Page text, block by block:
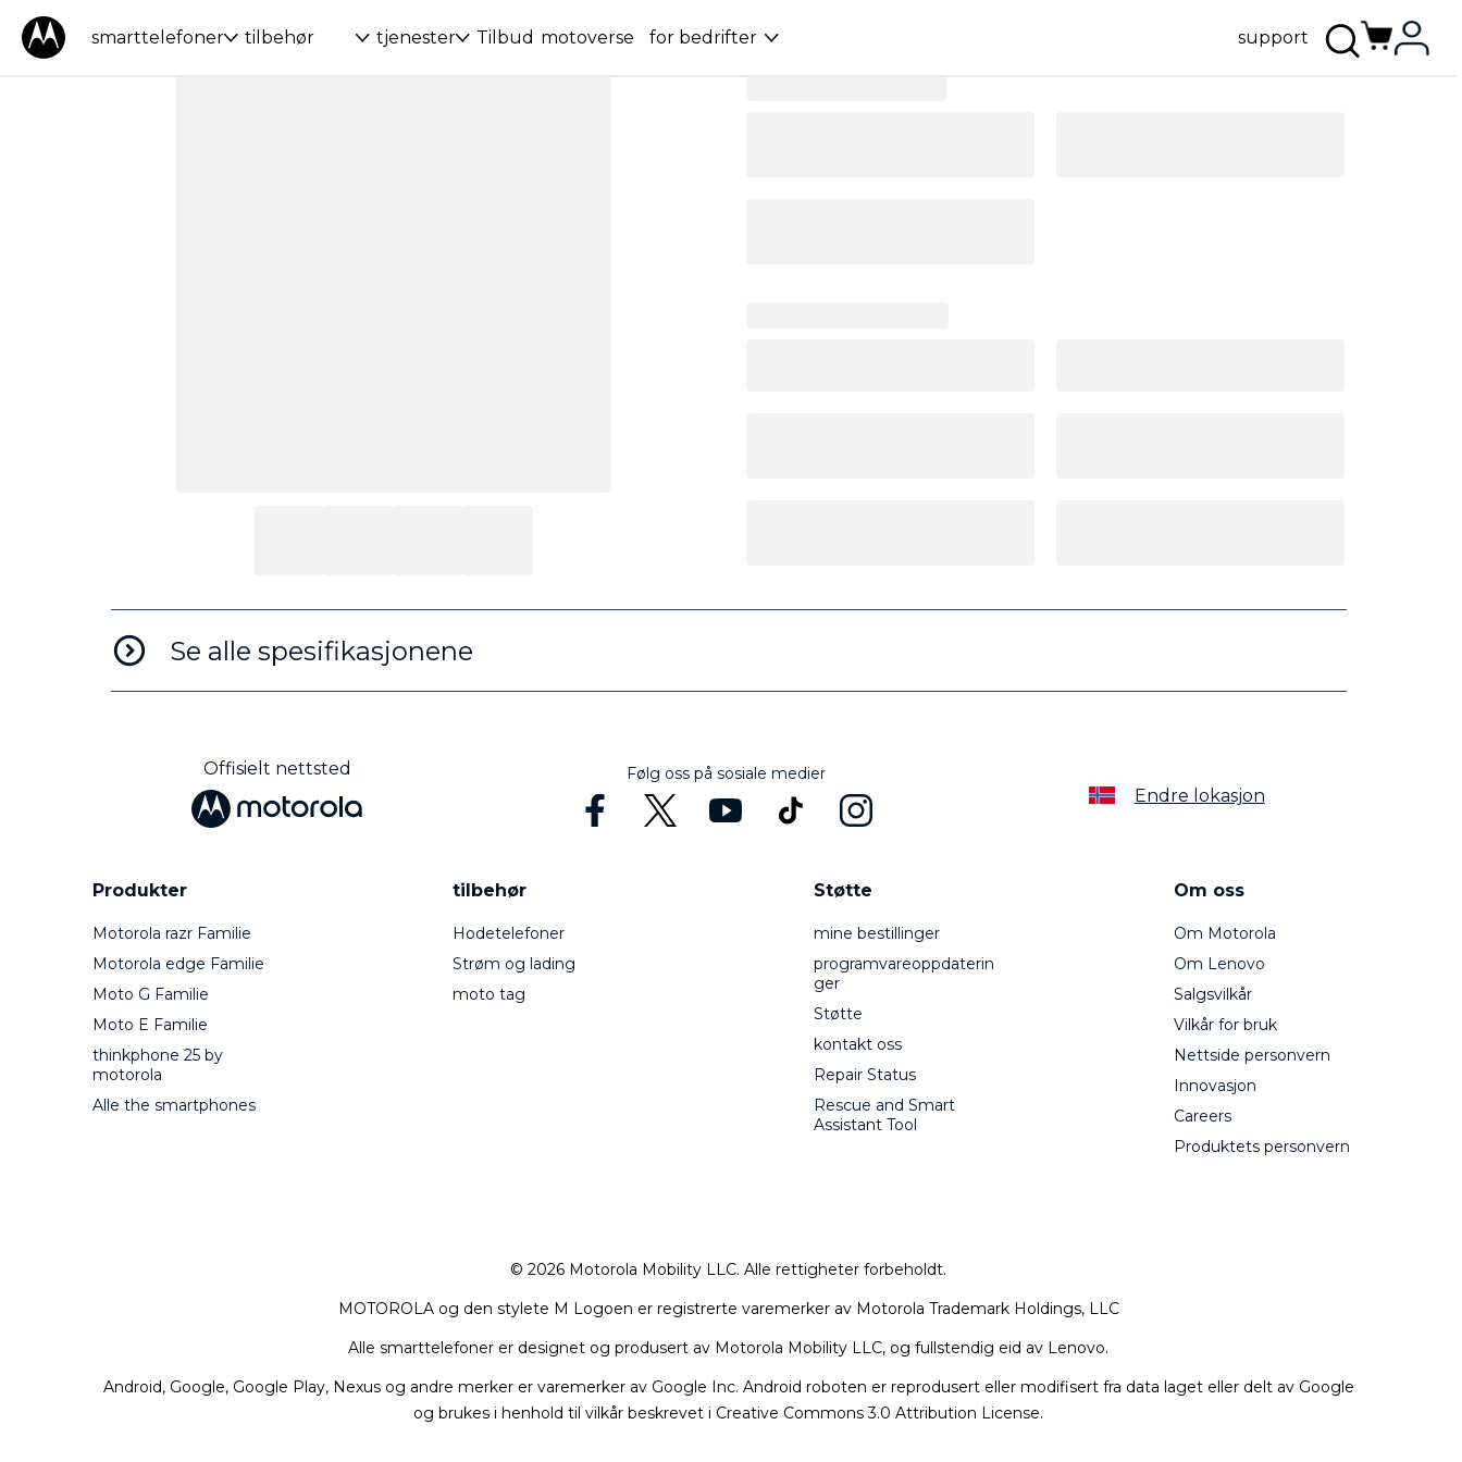
smarttelefoner tilbehør tjenester Tilbud motoverse for bedrifter support
Se alle spesifikasjonene
Offisielt nettsted Følg oss på sosiale medier
Endre lokasjon
Produkter
Motorola razr Familie
Motorola edge Familie
Moto G Familie
Moto E Familie
thinkphone 25 by
motorola
Alle the smartphones
tilbehør
Hodetelefoner
Strøm og lading
moto tag
Støtte
mine bestillinger
programvareoppdaterin
ger
Støtte
kontakt oss
Repair Status
Rescue and Smart
Assistant Tool
Om oss
Om Motorola
Om Lenovo
Salgsvilkår
Vilkår for bruk
Nettside personvern
Innovasjon
Careers
Produktets personvern
© 2026 Motorola Mobility LLC. Alle rettigheter forbeholdt.
MOTOROLA og den stylete M Logoen er registrerte varemerker av Motorola Trademark Holdings, LLC
Alle smarttelefoner er designet og produsert av Motorola Mobility LLC, og fullstendig eid av Lenovo.
Android, Google, Google Play, Nexus og andre merker er varemerker av Google Inc. Android roboten er reprodusert eller modifisert fra data laget eller delt av Google
og brukes i henhold til vilkår beskrevet i Creative Commons 3.0 Attribution License.